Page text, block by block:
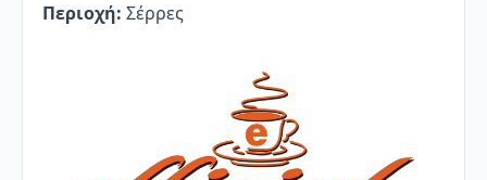
Περιοχή: Σέρρες